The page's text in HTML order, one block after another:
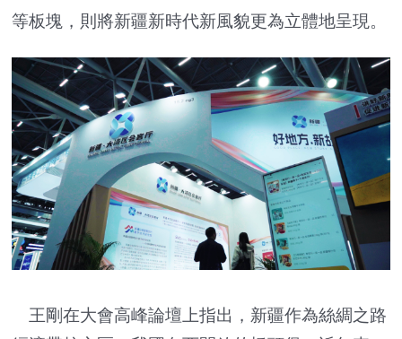
等板塊，則將新疆新時代新風貌更為立體地呈現。
王剛在大會高峰論壇上指出，新疆作為絲綢之路